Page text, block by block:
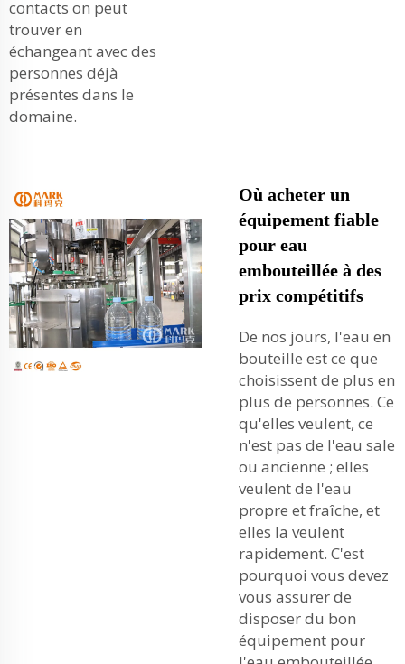
contacts on peut
trouver en
échangeant avec des
personnes déjà
présentes dans le
domaine.
Où acheter un
équipement fiable
pour eau
embouteillée à des
prix compétitifs
De nos jours, l'eau en
bouteille est ce que
choisissent de plus en
plus de personnes. Ce
qu'elles veulent, ce
n'est pas de l'eau sale
ou ancienne ; elles
veulent de l'eau
propre et fraîche, et
elles la veulent
rapidement. C'est
pourquoi vous devez
vous assurer de
disposer du bon
équipement pour